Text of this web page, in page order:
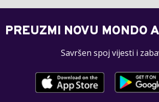
PREUZMI NOVU MONDO
Savršen spoj vijesti i